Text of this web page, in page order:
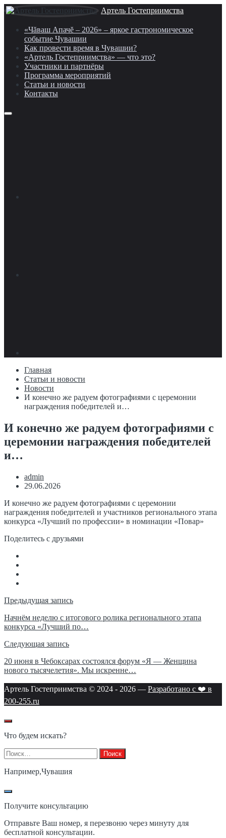
Артель Гостеприимства
«Чăваш Апачĕ – 2026» – яркое гастрономическое
событие Чувашии
Как провести время в Чувашии?
«Артель Гостеприимства» — что это?
Участники и партнёры
Программа мероприятий
Статьи и новости
Контакты
Главная
Статьи и новости
Новости
И конечно же радуем фотографиями с церемонии
награждения победителей и…
И конечно же радуем фотографиями с
церемонии награждения победителей
и…
admin
29.06.2026
И конечно же радуем фотографиями с церемонии
награждения победителей и участников регионального этапа
конкурса «Лучший по профессии» в номинации «Повар»
Поделитесь с друзьями
Навигация
по
записям
Предыдущая запись
Начнём неделю с итогового ролика регионального этапа
конкурса «Лучший по…
Следующая запись
20 июня в Чебоксарах состоялся форум «Я — Женщина
нового тысячелетия». Мы искренне…
Артель Гостеприимства © 2024 - 2026 — Разработано с ❤️ в
200-255.ru
Что будем искать?
Найти:
Например,Чувашия
Получите консультацию
Отправьте Ваш номер, я перезвоню через минуту для
бесплатной консультации.